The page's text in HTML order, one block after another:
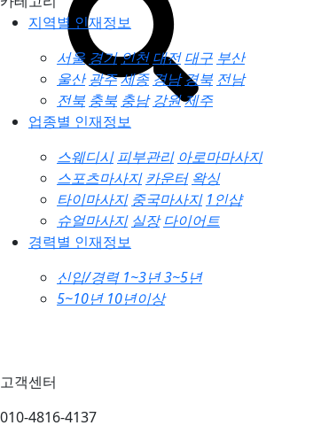
지역별 인재정보
서울 경기인천 대전 대구 부산
울산 광주세종 경남경북 전남
전북 충북 충남 강원제주
업종별 인재정보
스웨디시 피부관리 아로마마사지
스포츠마사지 카운터 왁싱
타이마사지 중국마사지 1인샵
슈얼마사지 실장 다이어트
경력별 인재정보
신입/경력 1~3년3~5년
5~10년 10년이상
고객센터
010-4816-4137